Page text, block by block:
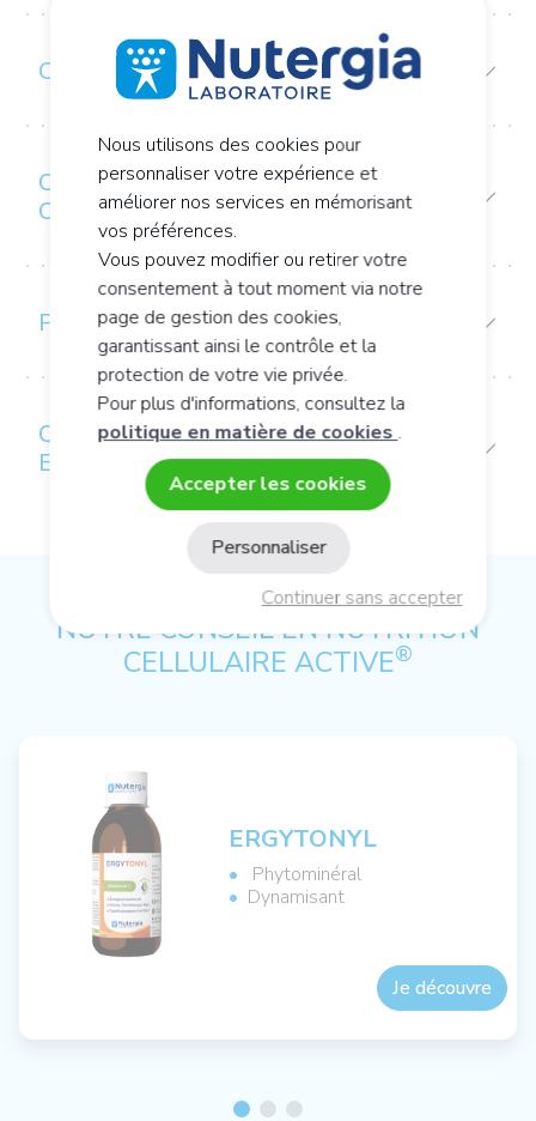
COMPOSITION
CONSEIL D’UTILISATION /
CONSERVATION
PRÉCAUTIONS D’EMPLOI
QUALITÉS ET CARACTÉRISTIQUES
ENVIRONNEMENTALES DU PRODUIT
NOTRE CONSEIL EN NUTRITION
CELLULAIRE ACTIVE®
ERGYTONYL
Phytominéral
Dynamisant
Je découvre
Nous utilisons des cookies pour
personnaliser votre expérience et
améliorer nos services en mémorisant
vos préférences.
Vous pouvez modifier ou retirer votre
consentement à tout moment via notre
page de gestion des cookies,
garantissant ainsi le contrôle et la
protection de votre vie privée.
Pour plus d'informations, consultez la
politique en matière de cookies .
Accepter les cookies
Continuer sans accepter
Personnaliser